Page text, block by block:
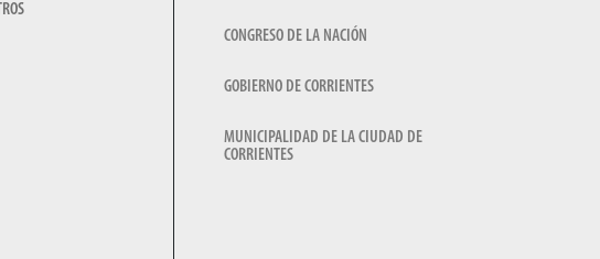
CONGRESO DE LA NACIÓN
GOBIERNO DE CORRIENTES
MUNICIPALIDAD DE LA CIUDAD DE
CORRIENTES